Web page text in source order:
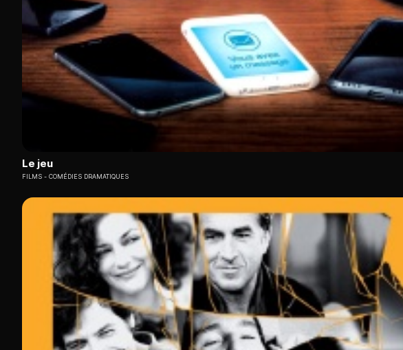
Le jeu
FILMS COMÉDIES DRAMATIQUES